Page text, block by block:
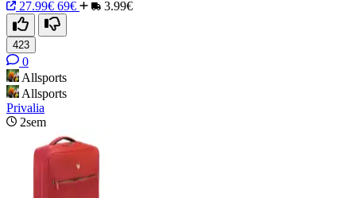
27.99€ 69€ 3.99€
423
0
Allsports
Allsports
Privalia
2sem